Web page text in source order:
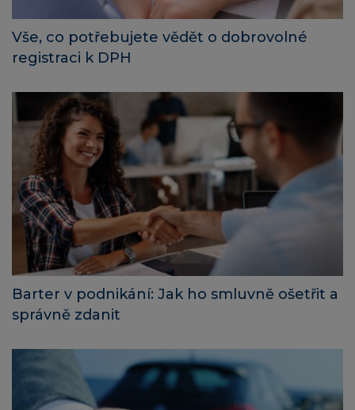
Vše, co potřebujete vědět o dobrovolné
registraci k DPH
Barter v podnikání: Jak ho smluvně ošetřit a
správně zdanit